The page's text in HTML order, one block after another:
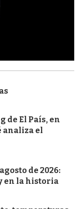
de El País, en
analiza el
de 2026:
en la historia